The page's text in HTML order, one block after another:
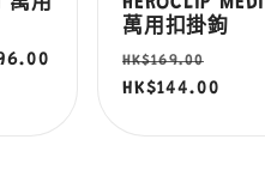
萬用扣掛鉤
定
價
HK$169.00
價
HK$144.00